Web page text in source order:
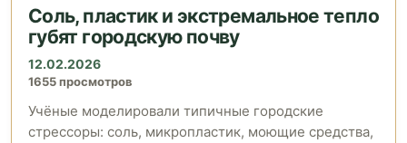
Соль, пластик и экстремальное тепло
губят городскую почву
12.02.2026
1655 просмотров
Учёные моделировали типичные городские
стрессоры: соль, микропластик, моющие средства,